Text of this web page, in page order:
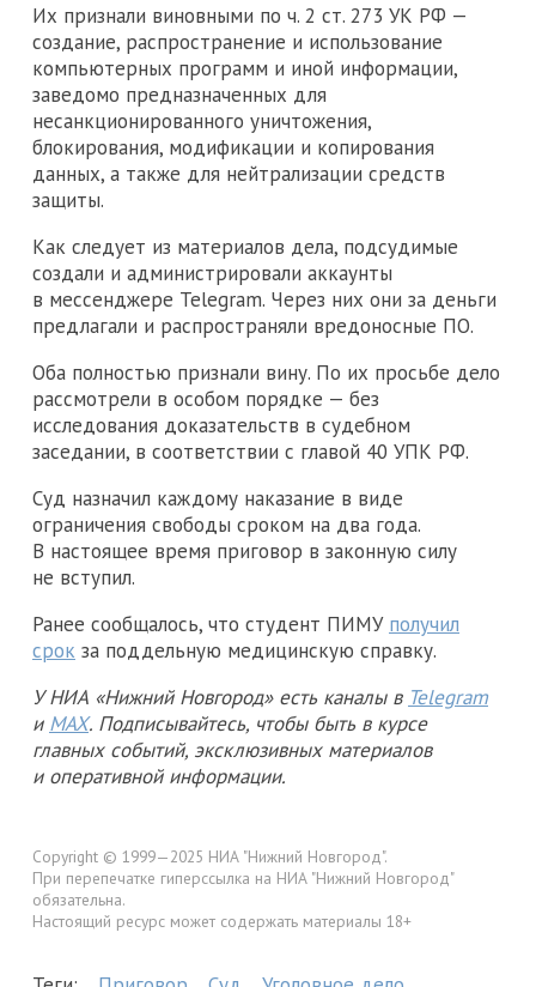
Их признали виновными по ч. 2 ст. 273 УК РФ —
создание, распространение и использование
компьютерных программ и иной информации,
заведомо предназначенных для
несанкционированного уничтожения,
блокирования, модификации и копирования
данных, а также для нейтрализации средств
защиты.
Как следует из материалов дела, подсудимые
создали и администрировали аккаунты
в мессенджере Telegram. Через них они за деньги
предлагали и распространяли вредоносные ПО.
Оба полностью признали вину. По их просьбе дело
рассмотрели в особом порядке — без
исследования доказательств в судебном
заседании, в соответствии с главой 40 УПК РФ.
Суд назначил каждому наказание в виде
ограничения свободы сроком на два года.
В настоящее время приговор в законную силу
не вступил.
Ранее сообщалось, что студент ПИМУ получил
срок за поддельную медицинскую справку.
У НИА «Нижний Новгород» есть каналы в Telegram
и MAX. Подписывайтесь, чтобы быть в курсе
главных событий, эксклюзивных материалов
и оперативной информации.
Copyright © 1999—2025 НИА "Нижний Новгород".
При перепечатке гиперссылка на НИА "Нижний Новгород"
обязательна.
Настоящий ресурс может содержать материалы 18+